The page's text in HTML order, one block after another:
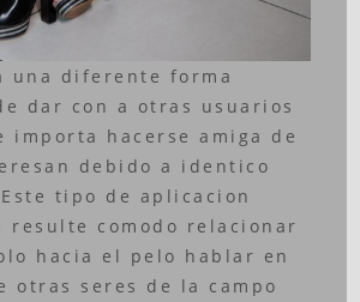
una diferente forma
dar con a otras usuarios
importa hacerse amiga de
debido a identico
tipo de aplicacion
resulte comodo relacionar
hacia el pelo hablar en
otras seres de la campo